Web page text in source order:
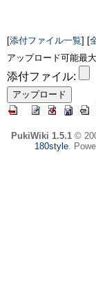
[添付ファイル一覧] [
アップロード可能最
添付ファイル:
PukiWiki 1.5.1©
180style.